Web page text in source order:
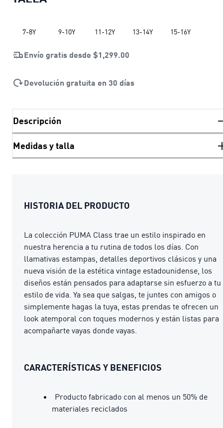
7-8Y 9-10Y 11-12Y 13-14Y 15-16Y
Envío gratis desde $1,299.00
Devolución gratuita en 30 días
Descripción
Medidas y talla
HISTORIA DEL PRODUCTO
La colección PUMA Class trae un estilo inspirado en
nuestra herencia a tu rutina de todos los días. Con
llamativas estampas, detalles deportivos clásicos y una
nueva visión de la estética vintage estadounidense, los
diseños están pensados para adaptarse sin esfuerzo a tu
estilo de vida. Ya sea que salgas, te juntes con amigos o
simplemente hagas la tuya, estas prendas te ofrecen un
look atemporal con toques modernos y están listas para
acompañarte vayas donde vayas.
CARACTERÍSTICAS Y BENEFICIOS
Producto fabricado con al menos un 50% de
materiales reciclados